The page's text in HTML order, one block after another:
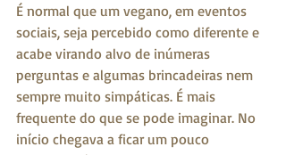
É normal que um vegano, em eventos
sociais, seja percebido como diferente e
acabe virando alvo de inúmeras
perguntas e algumas brincadeiras nem
sempre muito simpáticas. É mais
frequente do que se pode imaginar. No
início chegava a ficar um pouco